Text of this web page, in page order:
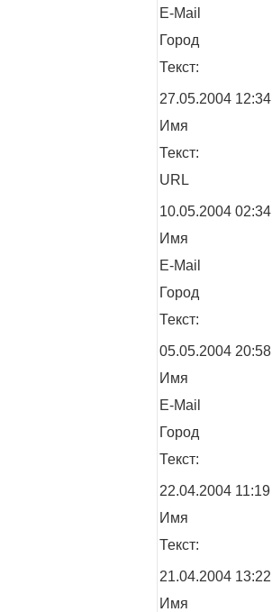
E-Mail
Город
Текст:
27.05.2004 12:34
Имя
Текст:
URL
10.05.2004 02:34
Имя
E-Mail
Город
Текст:
05.05.2004 20:58
Имя
E-Mail
Город
Текст:
22.04.2004 11:19
Имя
Текст:
21.04.2004 13:22
Имя